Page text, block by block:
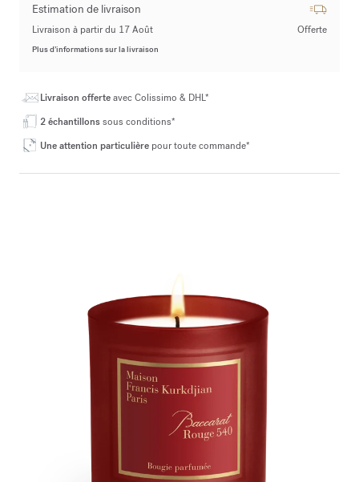
Estimation de livraison
Livraison à partir du 17 Août Offerte
Plus d’informations sur la livraison
Livraison offerteavec Colissimo & DHL*
2 échantillonssous conditions*
Une attention particulière pour toute commande*